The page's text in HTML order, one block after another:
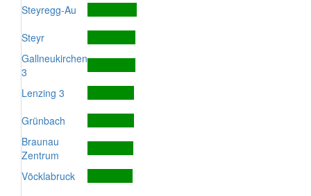
Steyregg-Au
Steyr
Gallneukirchen
3
Lenzing 3
Grünbach
Braunau
Zentrum
Vöcklabruck